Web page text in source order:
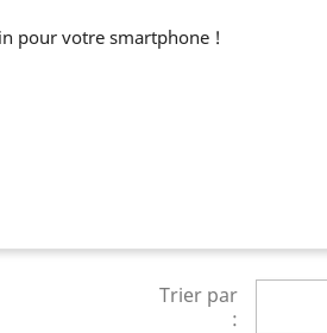
pour votre smartphone !
Trier par
: